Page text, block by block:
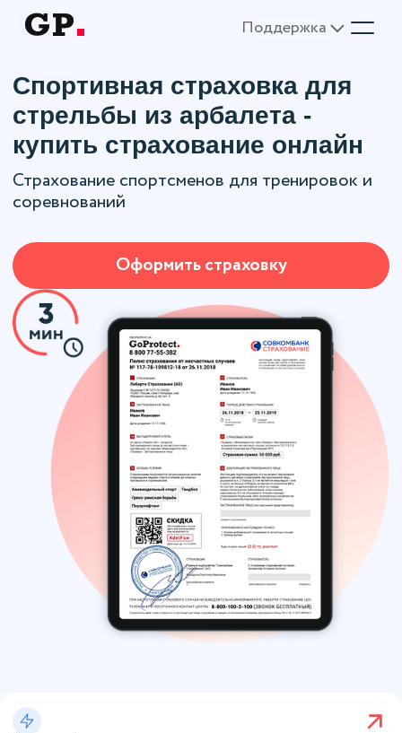
Поддержка
Спортивная страховка для
стрельбы из арбалета -
купить страхование онлайн
Страхование спортсменов для тренировок и
соревнований
Оформить страховку